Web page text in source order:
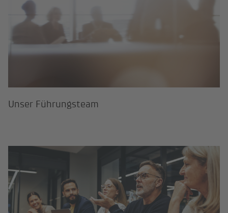
Unser Führungsteam
Unser Netzwerk